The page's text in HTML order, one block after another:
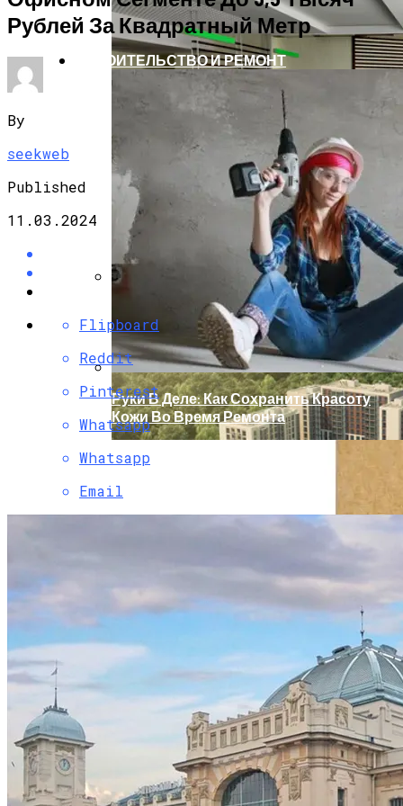
Вакантность Коммерческих
Помещений В ТиНАО – Самая Низкая В
Москве
ГК «А101» Намерена Развивать В Новой
Москве Экологически Чистые
Производства
СТРОИТЕЛЬСТВО И РЕМОНТ
Руки В Деле: Как Сохранить Красоту
Кожи Во Время Ремонта
Тишина – Дело Тонкое: В России
Появилось Новое Решение Для
Рублей За Квадратный Метр
By
seekweb
Published
11.03.2024
Flipboard
Reddit
Pinterest
Whatsapp
Whatsapp
Email